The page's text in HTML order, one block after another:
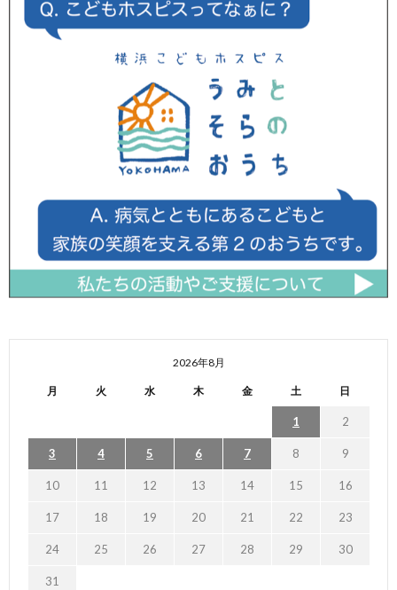
2026年8月
月 火 水 木 金 土 日
1 2
3 4 5 6 7 8 9
10 11 12 13 14 15 16
17 18 19 20 21 22 23
24 25 26 27 28 29 30
31